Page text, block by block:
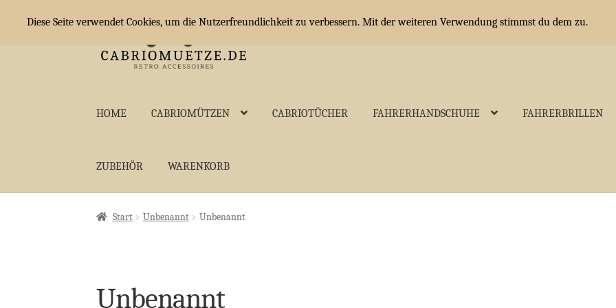
Navigation
springen
Inhalt
springen
HOME CABRIOMÜTZEN CABRIOTÜCHER FAHRERHANDSCHUHE FAHRERBRILLEN
ZUBEHÖR WARENKORB
Start Unbenannt Unbenannt
Unbenannt
Diese Seite verwendet Cookies, um die Nutzerfreundlichkeit zu verbessern. Mit der weiteren Verwendung stimmst du dem zu.